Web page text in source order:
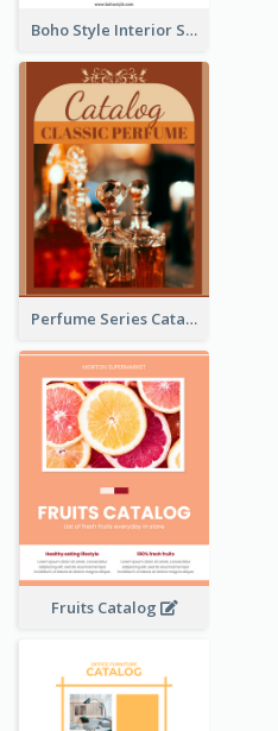
Boho Style Interior Style Catalog
Perfume Series Catalog
Fruits Catalog